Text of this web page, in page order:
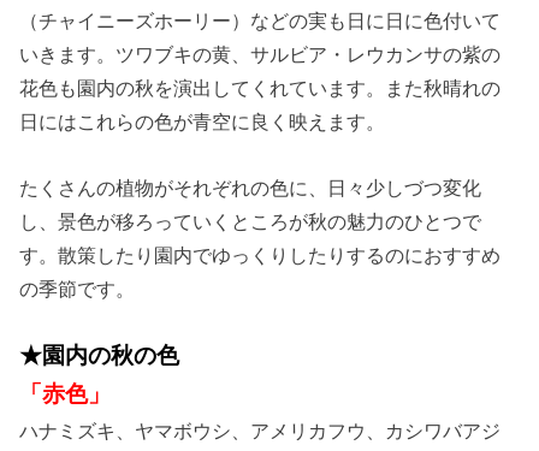
（チャイニーズホーリー）などの実も日に日に色付いて
いきます。ツワブキの黄、サルビア・レウカンサの紫の
花色も園内の秋を演出してくれています。また秋晴れの
日にはこれらの色が青空に良く映えます。
たくさんの植物がそれぞれの色に、日々少しづつ変化
し、景色が移ろっていくところが秋の魅力のひとつで
す。散策したり園内でゆっくりしたりするのにおすすめ
の季節です。
★園内の秋の色
「赤色」
ハナミズキ、ヤマボウシ、アメリカフウ、カシワバアジ